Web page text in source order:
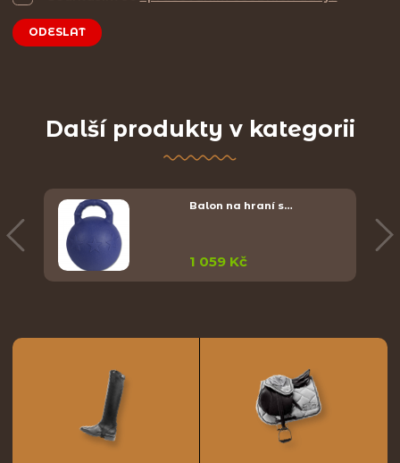
ODESLAT
Další produkty v kategorii
Balon na hraní s…
1 059 Kč